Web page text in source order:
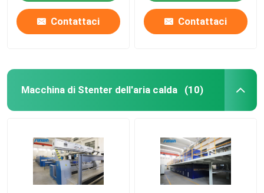
Contattaci Contattaci
Macchina di Stenter dell'aria calda (10)